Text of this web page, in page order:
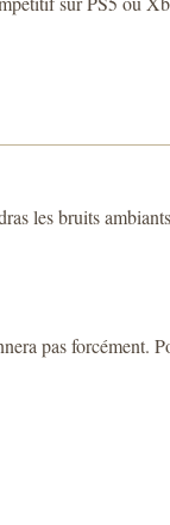
les bruits
pas forcément.